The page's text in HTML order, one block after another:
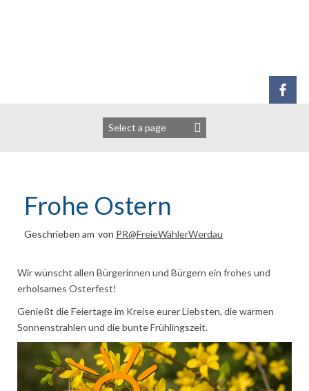
Frohe Ostern
Geschrieben am von PR@FreieWählerWerdau
Wir wünscht allen Bürgerinnen und Bürgern ein frohes und
erholsames Osterfest!
Genießt die Feiertage im Kreise eurer Liebsten, die warmen
Sonnenstrahlen und die bunte Frühlingszeit.